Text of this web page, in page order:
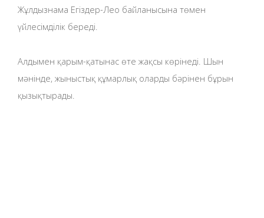
Жұлдызнама Егіздер-Лео байланысына төмен
үйлесімділік береді.
Алдымен қарым-қатынас өте жақсы көрінеді. Шын
мәнінде, жыныстық құмарлық оларды бәрінен бұрын
қызықтырады.